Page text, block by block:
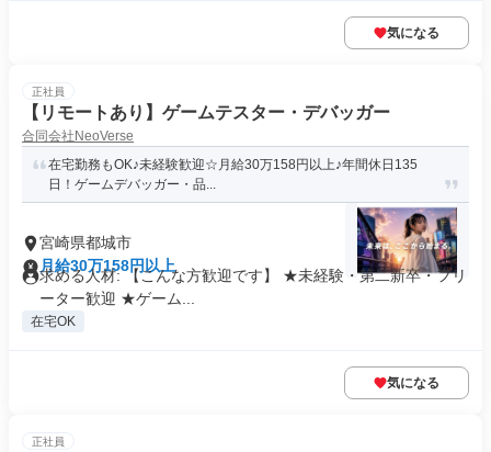
気になる
正社員
【リモートあり】ゲームテスター・デバッガー
合同会社NeoVerse
在宅勤務もOK♪未経験歓迎☆月給30万158円以上♪年間休日135
日！ゲームデバッガー・品...
宮崎県都城市
月給30万158円以上
求める人材: 【こんな方歓迎です】 ★未経験・第二新卒・フリ
ーター歓迎 ★ゲーム...
在宅OK
気になる
正社員